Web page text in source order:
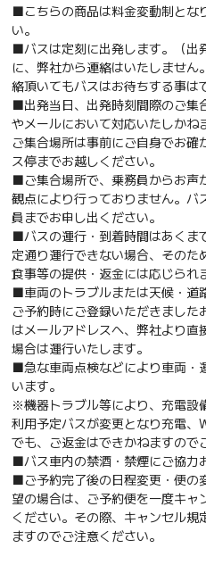
■こちらの商品は料金変動制とな
い。
■バスは定刻に出発します。（出
に、弊社から連絡はいたしませ
絡頂いてもバスはお待ちする事は
■出発当日、出発時刻間際のご集
やメールにおいて対応いたしかね
ご集合場所は事前にご自身でお
ス停までお越しください。
■ご集合場所で、乗務員からお声
観点により行っておりません。
員までお申し出ください。
■バスの運行・到着時間はあくま
定通り運行できない場合、そのた
食事等の提供・返金には応じられ
■車両のトラブルまたは天候・道
ご予約時にご登録いただきまし
はメールアドレスへ、弊社より
場合は運行いたします。
■急な車両点検などにより車両・
います。
※機器トラブル等により、充電設
利用予定バスが変更となり充電、
でも、ご返金はできかねますので
■バス車内の禁酒・禁煙にご協力
■ご予約完了後の日程変更・便の
望の場合は、ご予約便を一度キャ
ください。その際、キャンセル
ますのでご注意ください。